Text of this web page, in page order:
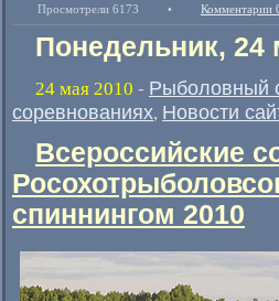
Просмотрели 6173 • Комментарии
Понедельник, 24
24 мая 2010 - Рыболовный
соревнованиях, Новости
Всероссийские
спиннингом 2010